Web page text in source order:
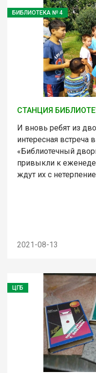
БИБЛИОТЕКА № 4
СТАНЦИЯ
И вновь ребят из
интересная
«Библиотечный
привыкли к
ждут их с
2021-08-13
ЦГБ